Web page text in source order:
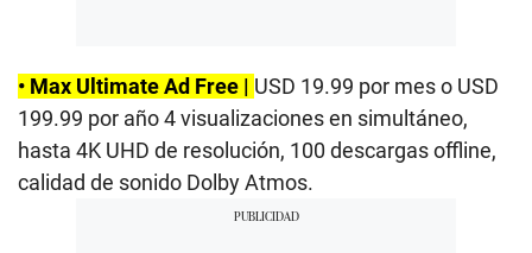
• Max Ultimate Ad Free | USD 19.99 por mes o USD
199.99 por año 4 visualizaciones en simultáneo,
hasta 4K UHD de resolución, 100 descargas offline,
calidad de sonido Dolby Atmos.